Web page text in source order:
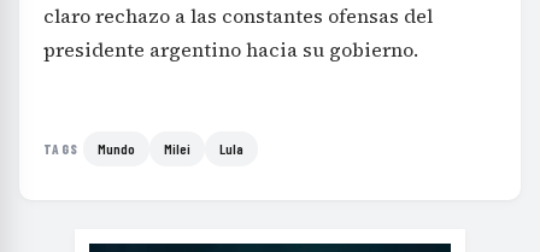
claro rechazo a las constantes ofensas del
presidente argentino hacia su gobierno.
TAGS Mundo Milei Lula